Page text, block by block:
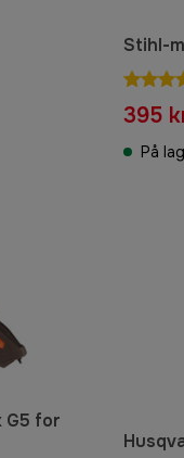
Stihl-
395
På
G5 for